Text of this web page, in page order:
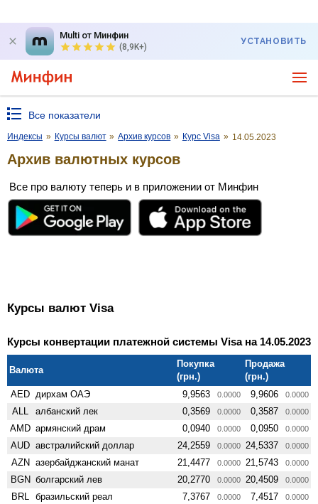
Multi от Минфин
(8,9K+)
УСТАНОВИТЬ
Все показатели
Индексы » Курсы валют » Архив курсов » Курс Visa » 14.05.2023
Архив валютных курсов
Все про валюту теперь и в приложении от Минфин
Курсы валют Visa
Курсы конвертации платежной системы Visa на 14.05.2023
Валюта
Покупка
(грн.)
Продажа
(грн.)
AED дирхам ОАЭ 9,9563 0.0000 9,9606 0.0000
ALL албанский лек 0,3569 0.0000 0,3587 0.0000
AMD армянский драм 0,0940 0.0000 0,0950 0.0000
AUD австралийский доллар 24,2559 0.0000 24,5337 0.0000
AZN азербайджанский манат 21,4477 0.0000 21,5743 0.0000
BGN болгарский лев 20,2770 0.0000 20,4509 0.0000
BRL бразильский реал 7,3767 0.0000 7,4517 0.0000